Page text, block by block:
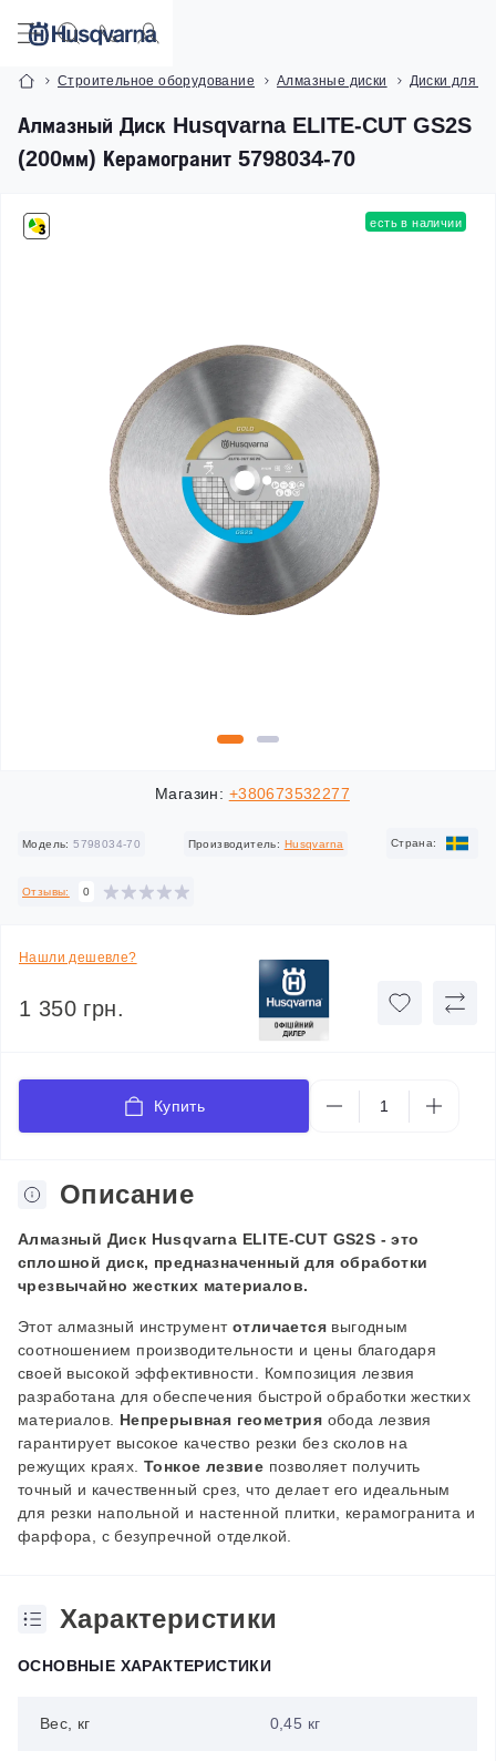
Строительное оборудование Алмазные диски Диски для
Алмазный Диск Husqvarna ELITE-CUT GS2S
(200мм) Керамогранит 5798034-70
есть в наличии
Магазин: +380673532277
Модель: 5798034-70 Производитель: Husqvarna Cтрана:
Отзывы: 0
Нашли дешевле?
1 350 грн.
Купить
Описание
Алмазный Диск Husqvarna ELITE-CUT GS2S - это
сплошной диск, предназначенный для обработки
чрезвычайно жестких материалов.
Этот алмазный инструмент отличается выгодным
соотношением производительности и цены благодаря
своей высокой эффективности. Композиция лезвия
разработана для обеспечения быстрой обработки жестких
материалов. Непрерывная геометрия обода лезвия
гарантирует высокое качество резки без сколов на
режущих краях.Тонкое лезвие позволяет получить
точный и качественный срез, что делает его идеальным
для резки напольной и настенной плитки, керамогранита и
фарфора, с безупречной отделкой.
Характеристики
ОСНОВНЫЕ ХАРАКТЕРИСТИКИ
Вес, кг 0,45 кг